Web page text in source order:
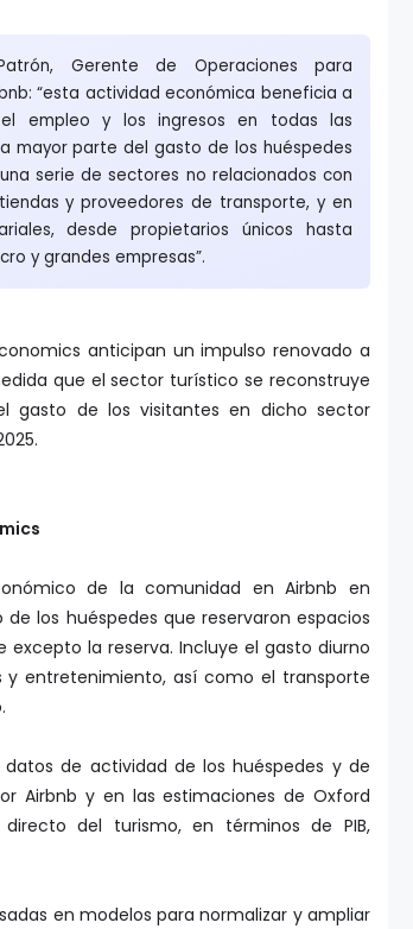
Gerente de Operaciones para
“esta actividad económica beneficia a
el empleo y los ingresos en todas las
mayor parte del gasto de los huéspedes
serie de sectores no relacionados con
y proveedores de transporte, y en
desde propietarios únicos hasta
y grandes empresas”.
anticipan un impulso renovado a
que el sector turístico se reconstruye
gasto de los visitantes en dicho sector
de la comunidad en Airbnb en
los huéspedes que reservaron espacios
la reserva. Incluye el gasto diurno
entretenimiento, así como el transporte
de actividad de los huéspedes y de
Airbnb y en las estimaciones de Oxford
del turismo, en términos de PIB,
en modelos para normalizar y ampliar